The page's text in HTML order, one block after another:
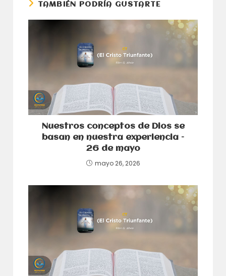
TAMBIÉN PODRÍA GUSTARTE
Nuestros conceptos de Dios se
basan en nuestra experiencia –
26 de mayo
mayo 26, 2026